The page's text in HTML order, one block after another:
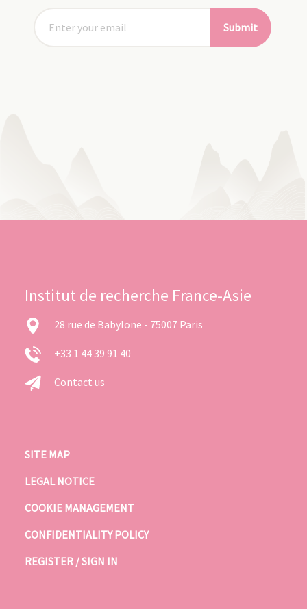
Submit
Institut de recherche France-Asie
28 rue de Babylone - 75007 Paris
+33 1 44 39 91 40
Contact us
SITE MAP
LEGAL NOTICE
COOKIE MANAGEMENT
CONFIDENTIALITY POLICY
REGISTER / SIGN IN